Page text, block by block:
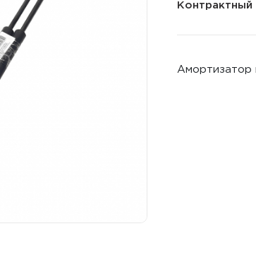
Контрактный
Амортизатор